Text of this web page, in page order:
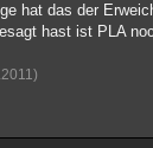
hat das der
hast ist PLA